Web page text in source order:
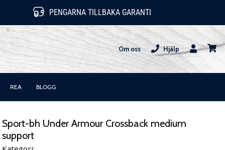
PENGARNA TILLBAKA GARANTI
Om oss
Hjälp
REA BLOGG
Sport-bh Under Armour Crossback medium
support